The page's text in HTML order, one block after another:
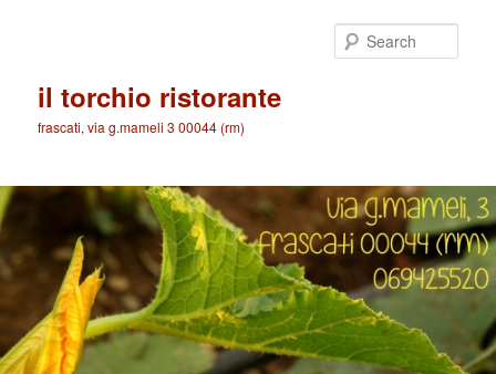
il torchio ristorante
frascati, via g.mameli 3 00044 (rm)